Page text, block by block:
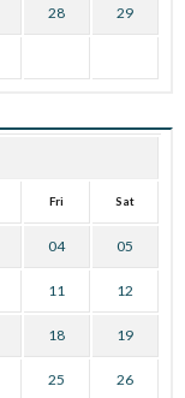
28 29
Fri Sat
04 05
11 12
18 19
25 26